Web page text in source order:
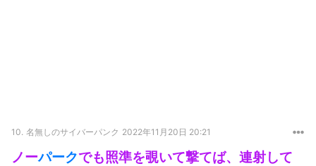
10. 名無しのサイバーパンク 2022年11月20日 20:21
ノーパークでも照準を覗いて撃てば、連射して